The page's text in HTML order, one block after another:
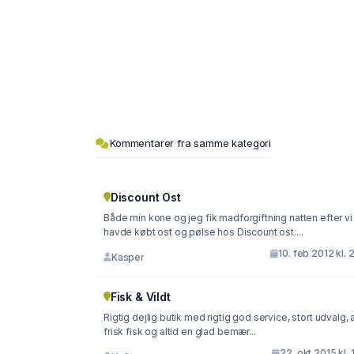
Kommentarer fra samme kategori
Discount Ost
Både min kone og jeg fik madforgiftning natten efter vi
havde købt ost og pølse hos Discount ost....
Kasper 10. feb 2012 kl.
Fisk & Vildt
Rigtig dejlig butik med rigtig god service, stort udvalg,
frisk fisk og altid en glad bemær...